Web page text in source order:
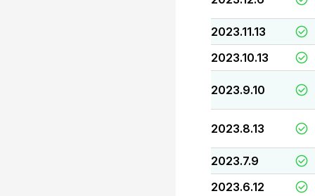
2023.11.13
2023.10.13
2023.9.10
2023.8.13
2023.7.9
2023.6.12